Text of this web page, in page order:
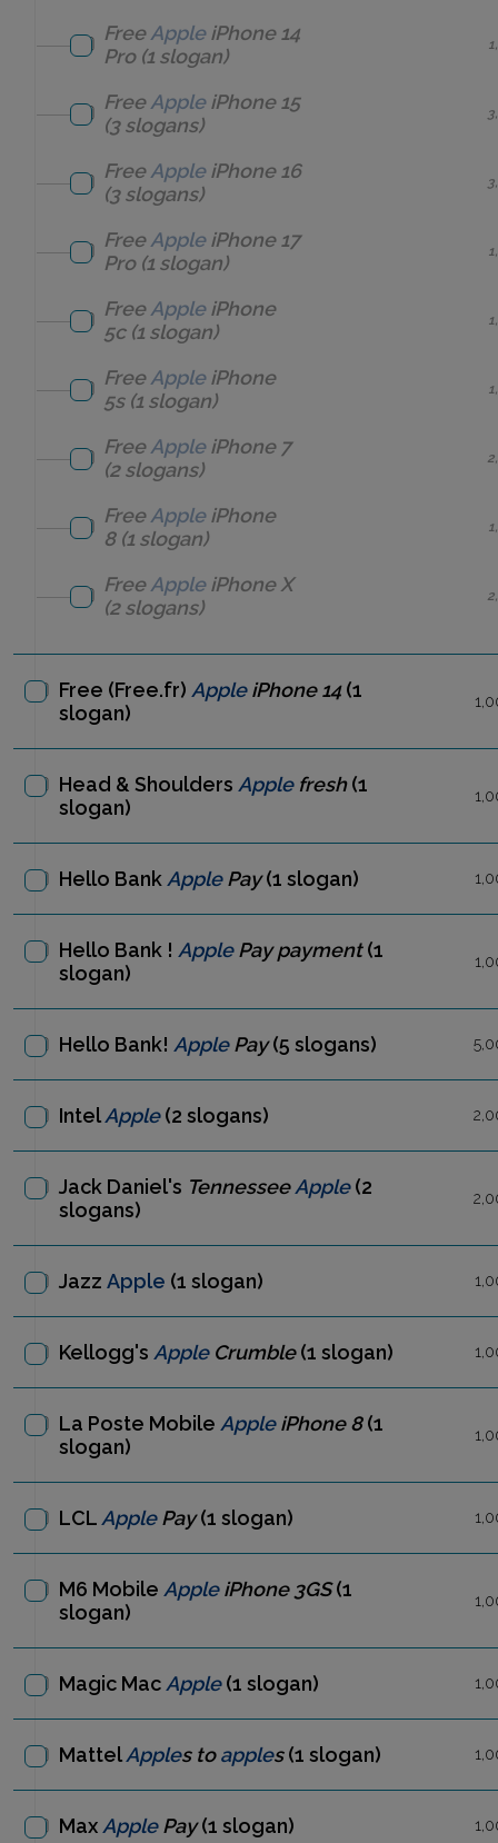
FreeAppleiPhone 14
Pro(1 slogan)
FreeAppleiPhone 15
(3 slogans)
FreeAppleiPhone 16
(3 slogans)
FreeAppleiPhone 17
Pro(1 slogan)
FreeAppleiPhone
5c(1 slogan)
FreeAppleiPhone
5s(1 slogan)
FreeAppleiPhone 7
(2 slogans)
FreeAppleiPhone
8(1 slogan)
FreeAppleiPhone X
(2 slogans)
Free (Free.fr) AppleiPhone 14(1
slogan)
Head & Shoulders Applefresh(1
slogan)
Hello Bank ApplePay(1 slogan)
Hello Bank ! ApplePay payment(1
slogan)
Hello Bank! ApplePay(5 slogans)
IntelApple(2 slogans)
Jack Daniel's TennesseeApple(2
slogans)
Jazz Apple (1 slogan)
Kellogg's AppleCrumble(1 slogan)
La Poste Mobile AppleiPhone 8(1
slogan)
LCL ApplePay(1 slogan)
M6 Mobile AppleiPhone 3GS(1
slogan)
Magic Mac Apple(1 slogan)
MattelApples toapples(1 slogan)
Max ApplePay(1 slogan)